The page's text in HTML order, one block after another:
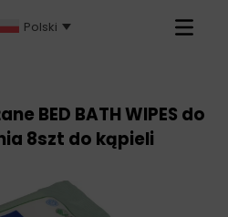
Polski
Primary
BED BATH WIPES do
8szt do kąpieli